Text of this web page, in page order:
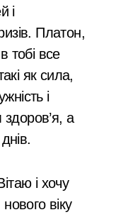
і
Платон,
тобі все
як сила,
і
здоров’я, а
віку